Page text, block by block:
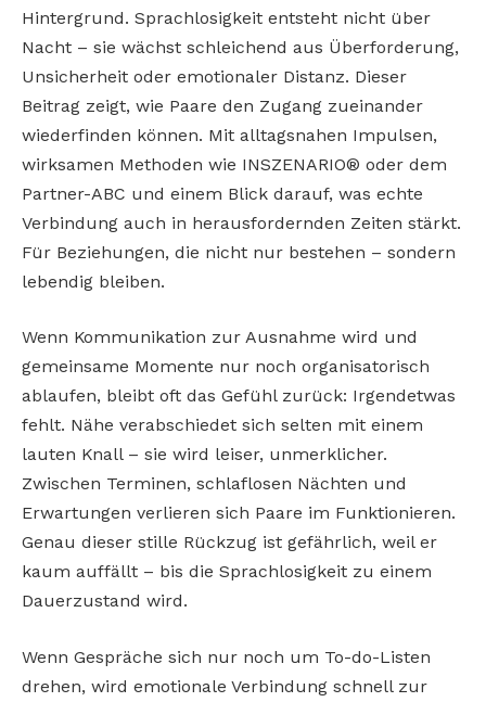
Hintergrund. Sprachlosigkeit entsteht nicht über
Nacht – sie wächst schleichend aus Überforderung,
Unsicherheit oder emotionaler Distanz. Dieser
Beitrag zeigt, wie Paare den Zugang zueinander
wiederfinden können. Mit alltagsnahen Impulsen,
wirksamen Methoden wie INSZENARIO® oder dem
Partner-ABC und einem Blick darauf, was echte
Verbindung auch in herausfordernden Zeiten stärkt.
Für Beziehungen, die nicht nur bestehen – sondern
lebendig bleiben.
Wenn Kommunikation zur Ausnahme wird und
gemeinsame Momente nur noch organisatorisch
ablaufen, bleibt oft das Gefühl zurück: Irgendetwas
fehlt. Nähe verabschiedet sich selten mit einem
lauten Knall – sie wird leiser, unmerklicher.
Zwischen Terminen, schlaflosen Nächten und
Erwartungen verlieren sich Paare im Funktionieren.
Genau dieser stille Rückzug ist gefährlich, weil er
kaum auffällt – bis die Sprachlosigkeit zu einem
Dauerzustand wird.
Wenn Gespräche sich nur noch um To-do-Listen
drehen, wird emotionale Verbindung schnell zur